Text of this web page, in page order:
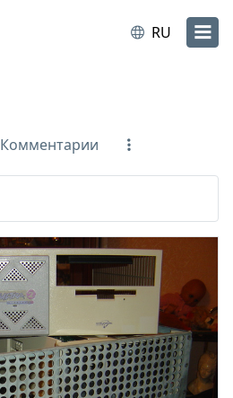
RU
Комментарии